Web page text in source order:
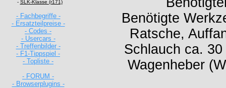
- SLK-Klasse (r171)
- Fachbegriffe -
- Ersatzteilpreise -
- Codes -
- Usercars -
- Treffenbilder -
- F1-Tippspiel -
- Topliste -
- FORUM -
- Browserplugins -
Benötigte
Ratsche,
Schlauch ca.
Wagenheber